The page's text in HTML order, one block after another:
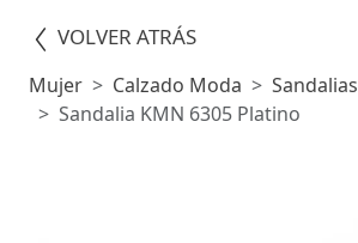
VOLVER ATRÁS
Mujer Calzado Moda
Sandalias
Sandalia KMN 6305 Platino